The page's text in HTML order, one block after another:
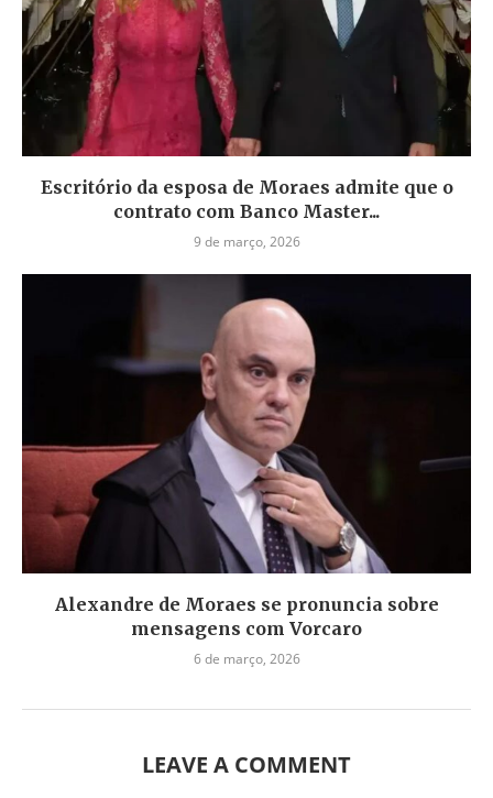
Escritório da esposa de Moraes admite que o
contrato com Banco Master...
9 de março, 2026
Alexandre de Moraes se pronuncia sobre
mensagens com Vorcaro
6 de março, 2026
LEAVE A COMMENT